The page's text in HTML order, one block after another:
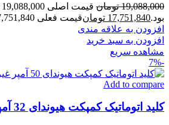
19,088,000 تومان
بود.17,751,840 تومانقیمت فعلی 17,751,840 تومان است.
افزودن به علاقه مندی
افزودن به سبد خرید
مشاهده سریع
-7%
Add to compare
کلید اتوماتیک کمپکت هیوندای 32 آمپر غیر قابل تنظیم